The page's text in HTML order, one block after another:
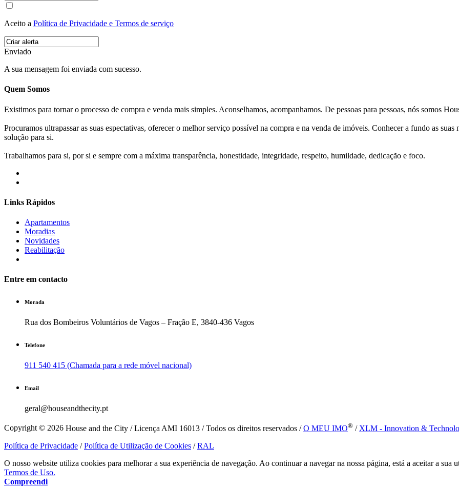
Aceito a Política de Privacidade e Termos de serviço
Enviado
A sua mensagem foi enviada com sucesso.
Quem Somos
Existimos para tornar o processo de compra e venda mais simples. Aconselhamos, acompanhamos. De pessoas para pessoas, nós somos
Procuramos ultrapassar as suas espectativas, oferecer o melhor serviço possível na compra e na venda de imóveis. Conhecer a fundo as
solução para si.
Trabalhamos para si, por si e sempre com a máxima transparência, honestidade, integridade, respeito, humildade, dedicação e foco.
Links Rápidos
Apartamentos
Moradias
Novidades
Reabilitação
Entre em contacto
Morada
Rua dos Bombeiros Voluntários de Vagos – Fração E, 3840-436 Vagos
Telefone
911 540 415 (Chamada para a rede móvel nacional)
Email
geral@houseandthecity.pt
Copyright © 2026 House and the City / Licença AMI 16013 / Todos os direitos reservados /O MEU IMO® / XLM - Innovation &
Política de Privacidade /Política de Utilização de Cookies /RAL
O nosso website utiliza cookies para melhorar a sua experiência de navegação. Ao continuar a navegar na nossa página, está a aceitar a sua
Termos de Uso.
Compreendi